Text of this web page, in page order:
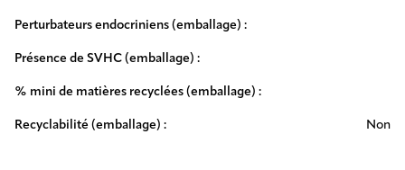
Perturbateurs endocriniens (emballage) :
Présence de SVHC (emballage) :
% mini de matières recyclées (emballage) :
Recyclabilité (emballage) : Non